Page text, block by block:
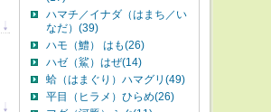
ハマチ／イナダ（はまち／い
なだ）(39)
ハモ（鱧） はも(26)
ハゼ（鯊）はぜ(14)
蛤（はまぐり）ハマグリ(49)
平目（ヒラメ）ひらめ(26)